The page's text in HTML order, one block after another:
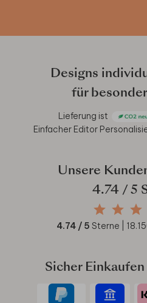
Designs
für
Lieferung ist
Einfacher Editor
Unsere
4.74/ 5
4.74 / 5 Sterne |
Sicher